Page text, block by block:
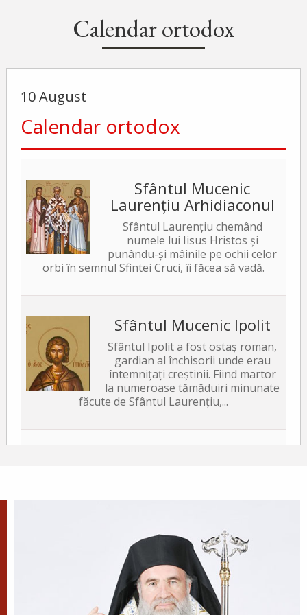
Calendar ortodox
10 August
Calendar ortodox
Sfântul Mucenic
Laurențiu Arhidiaconul
Sfântul Laurențiu chemând
numele lui Iisus Hristos și
punându-și mâinile pe ochii celor
orbi în semnul Sfintei Cruci, îi făcea să vadă.
Sfântul Mucenic Ipolit
Sfântul Ipolit a fost ostaș roman,
gardian al închisorii unde erau
întemnițați creștinii. Fiind martor
la numeroase tămăduiri minunate
făcute de Sfântul Laurențiu,...
Hristos.
Apostolul zilei